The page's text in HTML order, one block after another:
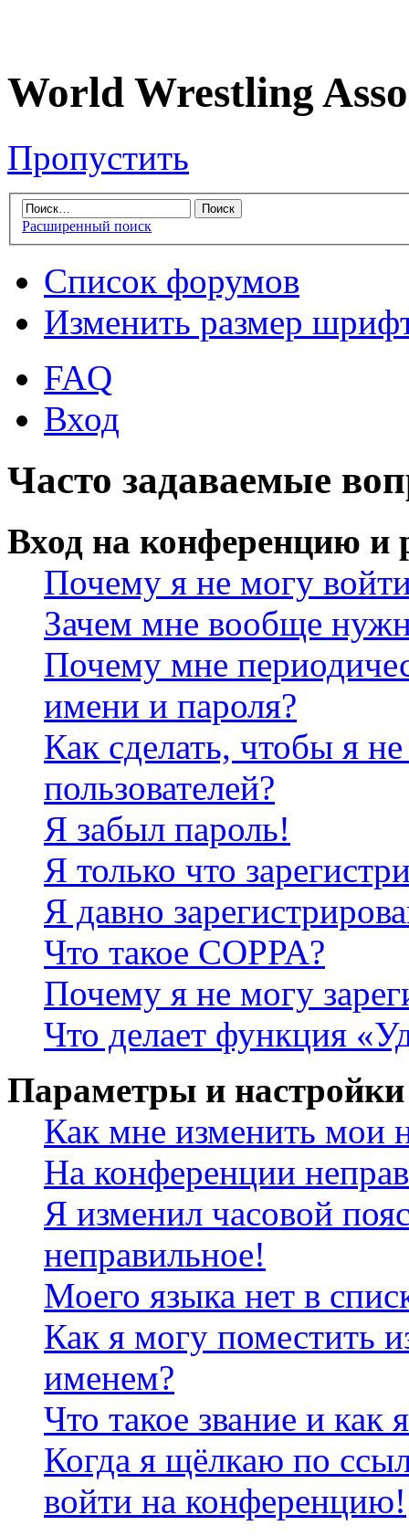
World Wrestling
Пропустить
Расширенный поиск
Список форумов
Изменить размер
FAQ
Вход
Часто задаваемые
Вход на конференцию и
Почему я не могу
Зачем мне вообще
Почему мне
имени и пароля?
Как сделать, чтобы я
пользователей?
Я забыл пароль!
Я только что
Я давно
Что такое COPPA?
Почему я не могу
Что делает функция
Параметры и настройки
Как мне изменить мои
На конференции
Я изменил часовой
неправильное!
Моего языка нет в
Как я могу поместить
именем?
Что такое звание и как
Когда я щёлкаю по
войти на конференцию!